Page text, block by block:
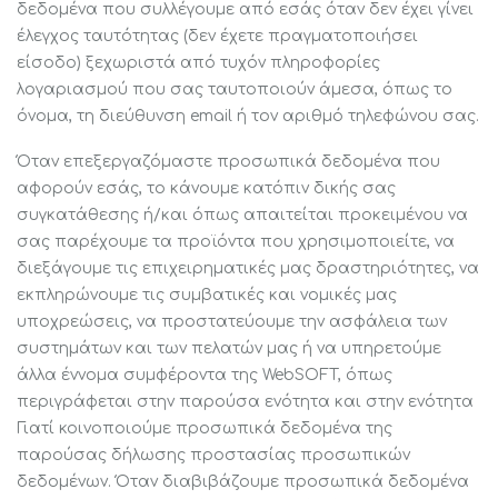
δεδομένα που συλλέγουμε από εσάς όταν δεν έχει γίνει
έλεγχος ταυτότητας (δεν έχετε πραγματοποιήσει
είσοδο) ξεχωριστά από τυχόν πληροφορίες
λογαριασμού που σας ταυτοποιούν άμεσα, όπως το
όνομα, τη διεύθυνση email ή τον αριθμό τηλεφώνου σας.
Όταν επεξεργαζόμαστε προσωπικά δεδομένα που
αφορούν εσάς, το κάνουμε κατόπιν δικής σας
συγκατάθεσης ή/και όπως απαιτείται προκειμένου να
σας παρέχουμε τα προϊόντα που χρησιμοποιείτε, να
διεξάγουμε τις επιχειρηματικές μας δραστηριότητες, να
εκπληρώνουμε τις συμβατικές και νομικές μας
υποχρεώσεις, να προστατεύουμε την ασφάλεια των
συστημάτων και των πελατών μας ή να υπηρετούμε
άλλα έννομα συμφέροντα της WebSOFT, όπως
περιγράφεται στην παρούσα ενότητα και στην ενότητα
Γιατί κοινοποιούμε προσωπικά δεδομένα της
παρούσας δήλωσης προστασίας προσωπικών
δεδομένων. Όταν διαβιβάζουμε προσωπικά δεδομένα